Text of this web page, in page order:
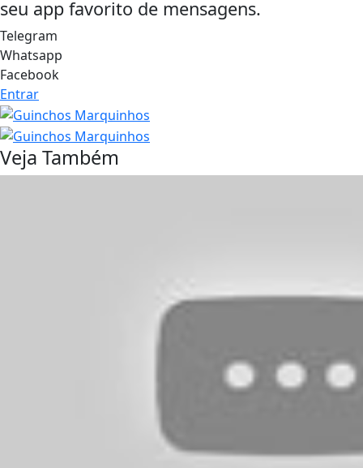
seu app favorito de mensagens.
Telegram
Whatsapp
Facebook
Entrar
Veja Também